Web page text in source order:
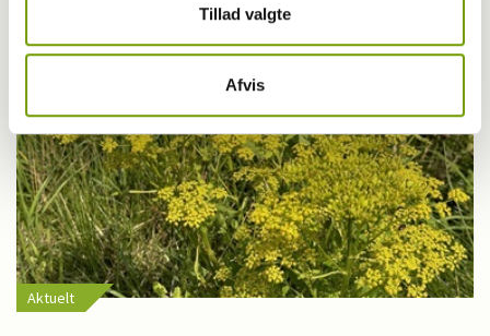
Tillad valgte
Afvis
Aktuelt